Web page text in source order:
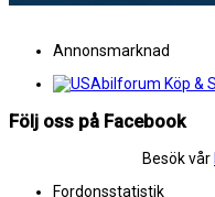
Annonsmarknad
Följ oss på Facebook
Besök vår
Fordonsstatistik